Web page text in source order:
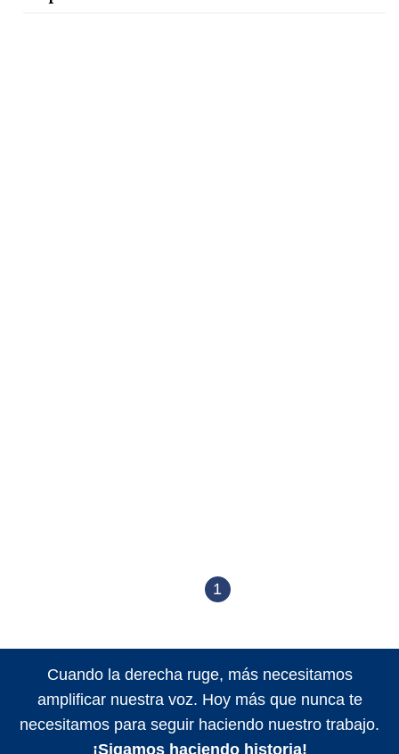
1
Cuando la derecha ruge, más necesitamos
amplificar nuestra voz. Hoy más que nunca te
necesitamos para seguir haciendo nuestro trabajo.
¡Sigamos haciendo historia!